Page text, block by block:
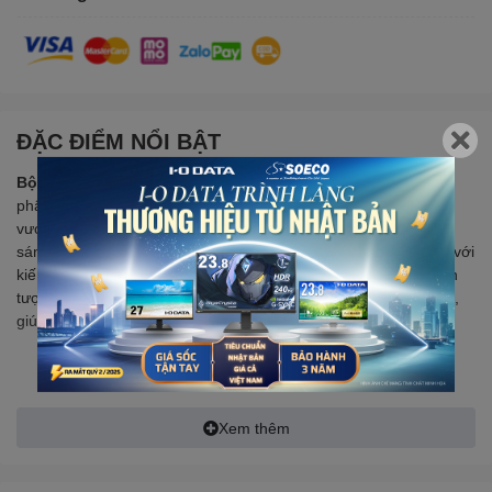
ĐẶC ĐIỂM NỔI BẬT
Bộ vi xử lý Intel Core Ultra 9 285Klà một trong những sản
phẩm cao cấp thuộc dòng Intel Core Ultra, mang lại hiệu suất
vượt trội cho các tác vụ từ chơi game, làm việc đa nhiệm đến
sáng tạo nội dung phức tạp. Được trang bị công nghệ tiên tiến với
kiến trúc hybrid, chip này không chỉ mang lại sức mạnh xử lý ấn
tượng mà còn tăng cường khả năng xử lý AI với Intel® AI Boost,
giúp đáp ứng mọi nhu cầu của người dùng chuyên nghiệp.
Xem thêm